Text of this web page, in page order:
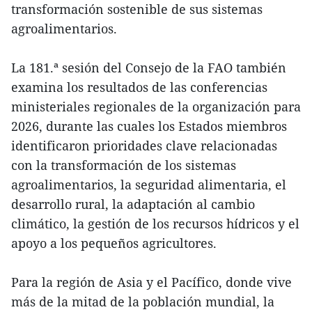
transformación sostenible de sus sistemas
agroalimentarios.
La 181.ª sesión del Consejo de la FAO también
examina los resultados de las conferencias
ministeriales regionales de la organización para
2026, durante las cuales los Estados miembros
identificaron prioridades clave relacionadas
con la transformación de los sistemas
agroalimentarios, la seguridad alimentaria, el
desarrollo rural, la adaptación al cambio
climático, la gestión de los recursos hídricos y el
apoyo a los pequeños agricultores.
Para la región de Asia y el Pacífico, donde vive
más de la mitad de la población mundial, la